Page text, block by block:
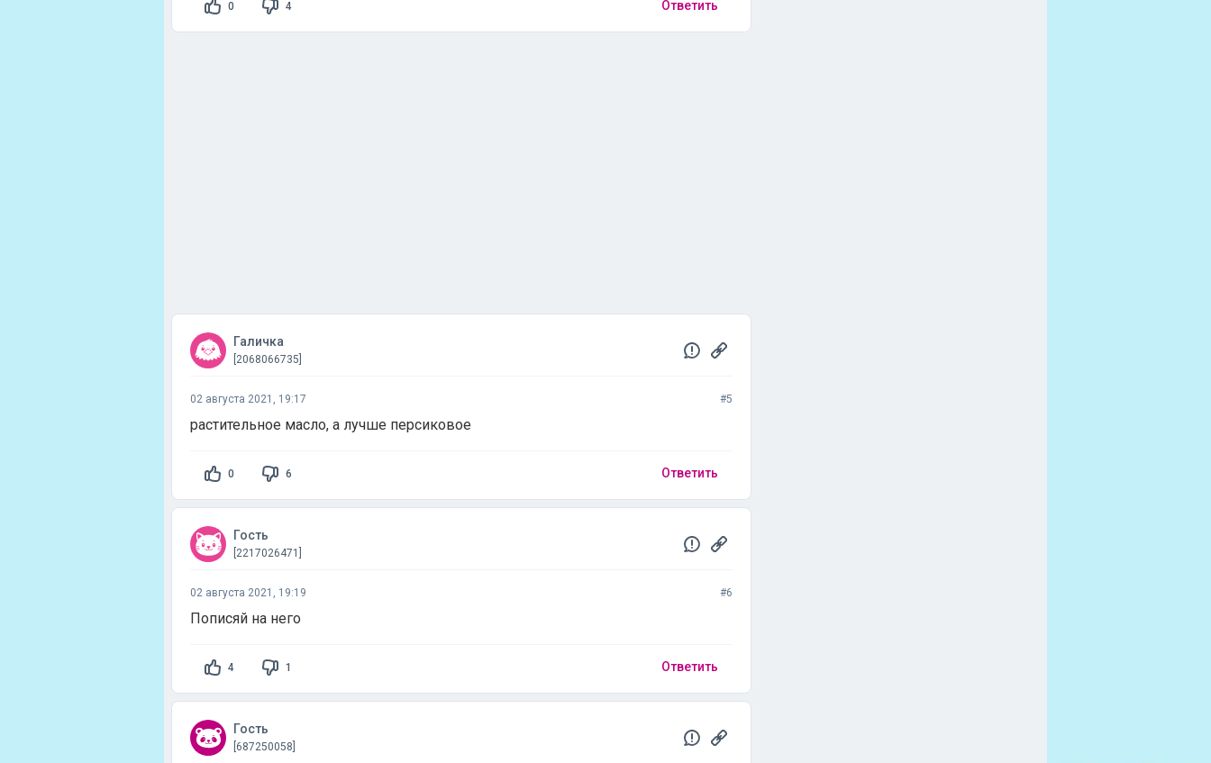
0 4 Ответить
Галичка
[2068066735]
02 августа 2021, 19:17 #5
растительное масло, а лучше персиковое
0 6 Ответить
Гость
[2217026471]
02 августа 2021, 19:19 #6
Пописяй на него
4 1 Ответить
Гость
[687250058]